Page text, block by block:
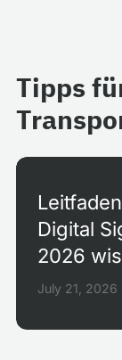
Tipps
Digital
2026
July 21, 2026